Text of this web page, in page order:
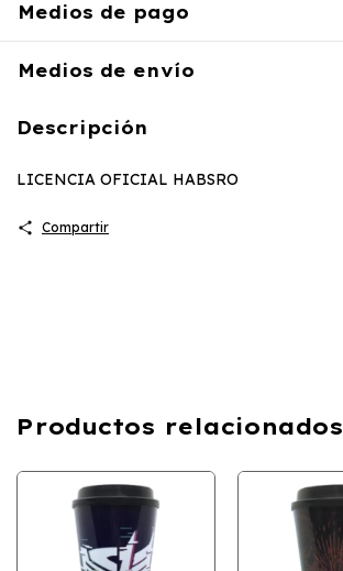
Medios de pago
Medios de envío
Descripción
LICENCIA OFICIAL HABSRO
Compartir
Productos relacionados